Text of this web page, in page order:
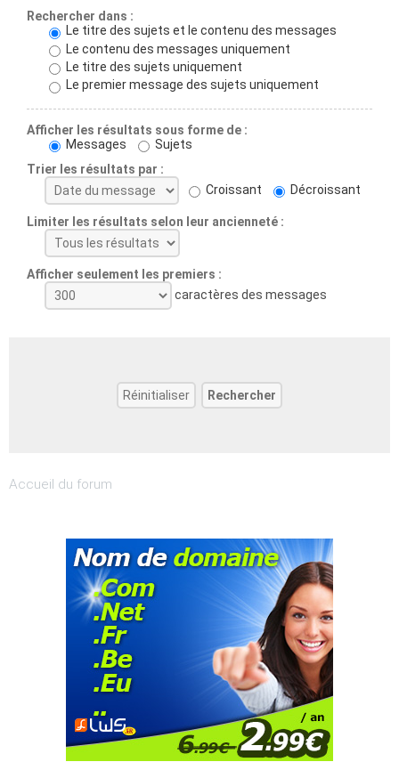
Rechercher dans :
Le titre des sujets et le contenu des messages
Le contenu des messages uniquement
Le titre des sujets uniquement
Le premier message des sujets uniquement
Afficher les résultats sous forme de :
Messages
Sujets
Trier les résultats par :
Croissant
Décroissant
Limiter les résultats selon leur ancienneté :
Afficher seulement les premiers :
caractères des messages
Accueil du forum